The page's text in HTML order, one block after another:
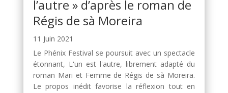
l’autre » d’après le roman de
Régis de sà Moreira
11 Juin 2021
Le Phénix Festival se poursuit avec un spectacle
étonnant, L'un est l'autre, librement adapté du
roman Mari et Femme de Régis de sà Moreira.
Le propos inédit favorise la réflexion tout en